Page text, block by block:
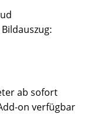
ab sofort
on verfügbar